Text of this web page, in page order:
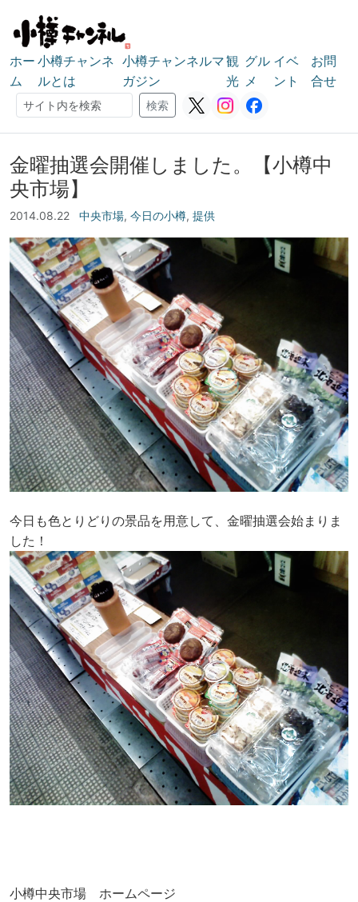
ホー
ム
小樽チャンネ
ルとは
小樽チャンネルマ
ガジン
観
光
グル
メ
イベ
ント
お問
合せ
検索
検索
金曜抽選会開催しました。【小樽中
央市場】
2014.08.22 中央市場, 今日の小樽, 提供
今日も色とりどりの景品を用意して、金曜抽選会始まりま
した！
小樽中央市場 ホームページ